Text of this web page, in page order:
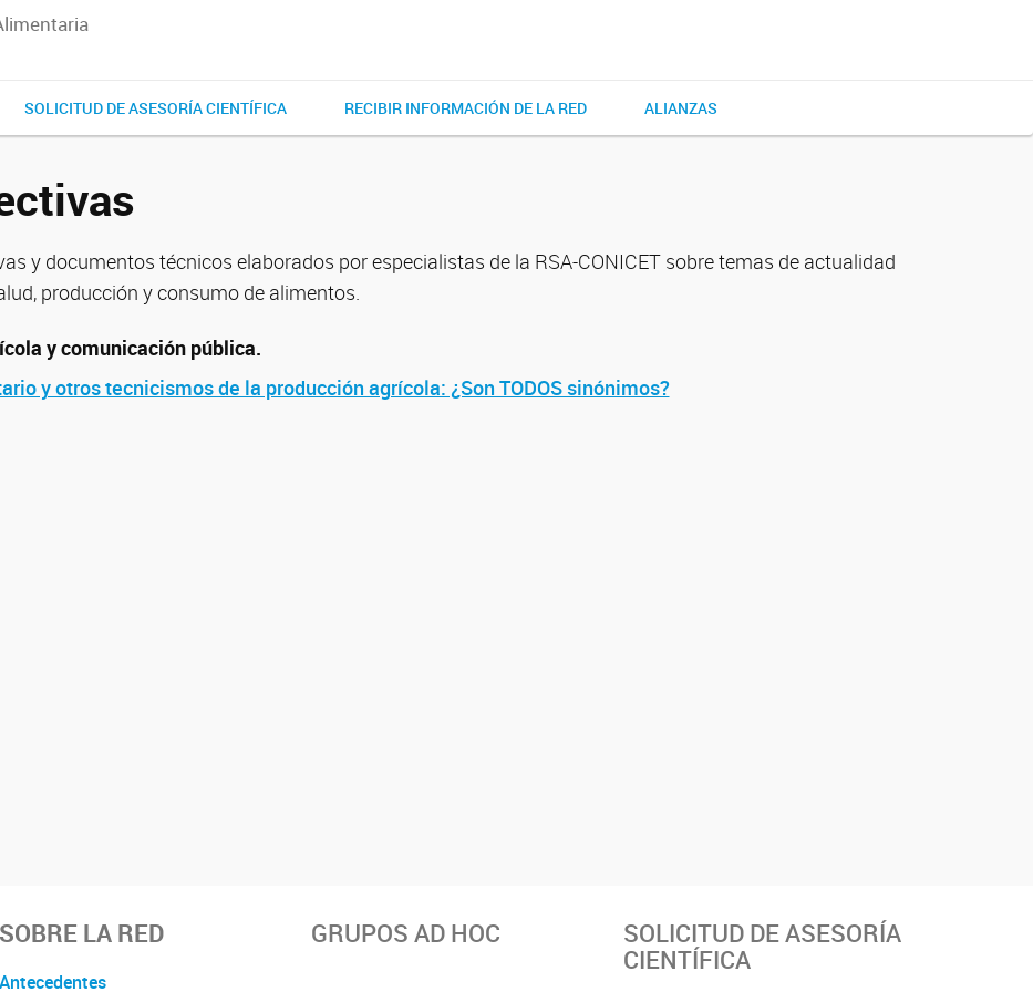
SOLICITUD DE ASESORÍA CIENTÍFICA RECIBIR INFORMACIÓN DE LA RED ALIANZAS
y documentos técnicos elaborados por especialistas de la RSA-CONICET sobre temas de actualidad
producción y consumo de alimentos.
y comunicación pública.
y otros tecnicismos de la producción agrícola: ¿Son TODOS sinónimos?
SOBRE LA RED
Antecedentes
GRUPOS AD HOC SOLICITUD DE ASESORÍA
CIENTÍFICA